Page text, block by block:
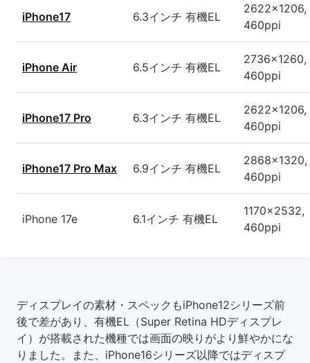
iPhone17 6.3インチ 有機EL
2622x1206,
460ppi
iPhone Air 6.5インチ 有機EL
2736x1260,
460ppi
iPhone17 Pro 6.3インチ 有機EL
2622x1206,
460ppi
iPhone17 Pro Max 6.9インチ 有機EL
2868x1320,
460ppi
iPhone 17e 6.1インチ 有機EL
1170x2532,
460ppi
ディスプレイの素材・スペックもiPhone12シリーズ前
後で差があり、有機EL（Super Retina HDディスプレ
イ）が搭載された機種では画面の映りがより鮮やかにな
りました。また、iPhone16シリーズ以降ではディスプ